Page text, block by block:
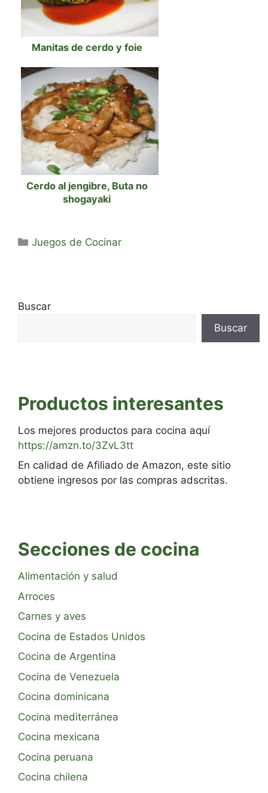
Manitas de cerdo y foie
Cerdo al jengibre, Buta no
shogayaki
Categorías
Juegos de Cocinar
Buscar
Buscar
Productos interesantes
Los mejores productos para cocina aquí
https://amzn.to/3ZvL3tt
En calidad de Afiliado de Amazon, este sitio
obtiene ingresos por las compras adscritas.
Secciones de cocina
Alimentación y salud
Arroces
Carnes y aves
Cocina de Estados Unidos
Cocina de Argentina
Cocina de Venezuela
Cocina dominicana
Cocina mediterránea
Cocina mexicana
Cocina peruana
Cocina chilena